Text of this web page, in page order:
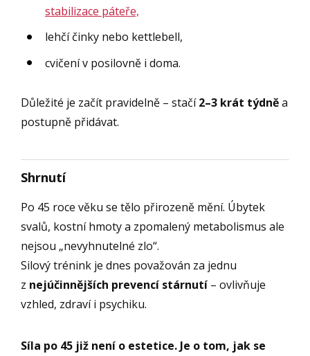
stabilizace páteře,
lehčí činky nebo kettlebell,
cvičení v posilovně i doma.
Důležité je začít pravidelně – stačí2–3 krát týdněa
postupně přidávat.
Shrnutí
Po 45 roce věku se tělo přirozeně mění. Úbytek
svalů, kostní hmoty a zpomalený metabolismus ale
nejsou „nevyhnutelné zlo“.
Silový trénink je dnes považován za jednu
z nejúčinnějších prevencí stárnutí – ovlivňuje
vzhled, zdraví i psychiku.
Síla po 45 již není o estetice. Je o tom, jak se